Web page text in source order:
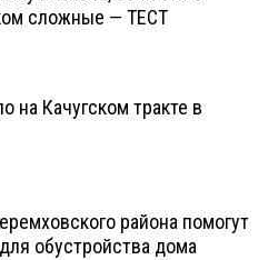
сложные — ТЕСТ
Качугском тракте в
района помогут
обустройства дома